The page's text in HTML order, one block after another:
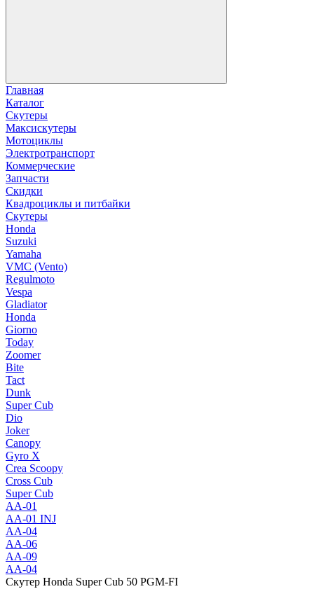
Главная
Каталог
Скутеры
Максискутеры
Мотоциклы
Электротранспорт
Коммерческие
Запчасти
Скидки
Квадроциклы и питбайки
Скутеры
Honda
Suzuki
Yamaha
VMC (Vento)
Regulmoto
Vespa
Gladiator
Honda
Giorno
Today
Zoomer
Bite
Tact
Dunk
Super Cub
Dio
Joker
Canopy
Gyro X
Crea Scoopy
Cross Cub
Super Cub
AA-01
AA-01 INJ
AA-04
AA-06
AA-09
AA-04
Скутер Honda Super Cub 50 PGM-FI